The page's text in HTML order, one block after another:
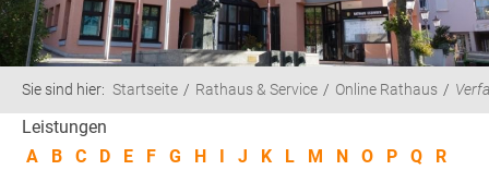
Sie sind hier: Startseite Rathaus & Service Online Rathaus
Leistungen
A
B C D E F G H I J K L M N O P Q
R